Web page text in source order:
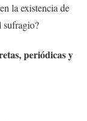
la existencia de
sufragio?
periódicas y